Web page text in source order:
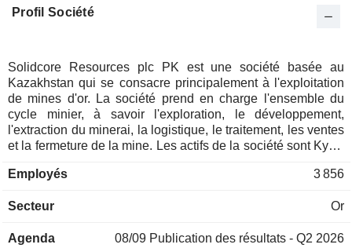
Profil Société
Solidcore Resources plc PK est une société basée au
Kazakhstan qui se consacre principalement à l'exploitation
de mines d'or. La société prend en charge l'ensemble du
cycle minier, à savoir l'exploration, le développement,
l'extraction du minerai, la logistique, le traitement, les ventes
et la fermeture de la mine. Les actifs de la société sont Kyzyl
et Varvara hub dans la région de Kostanay avec les mines
des méthodes conventionnelles d'extraction à ciel ouvert par
société traite le minerai par des méthodes telles que la
Employés 3 856
Secteur Or
Agenda 08/09 Publication des résultats - Q2 2026